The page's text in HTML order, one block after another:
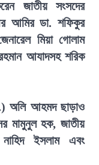
জাতীয় সংসদের
আমির ডা. শফিকুর
মিয়া গোলাম
আযাদসহ শরিক
অলি আহমদ ছাড়াও
মামুনুল হক, জাতীয়
ইসলাম এবং